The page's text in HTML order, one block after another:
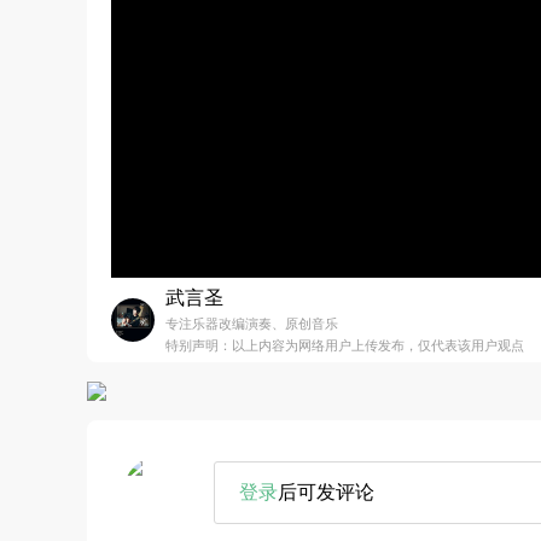
武言圣
专注乐器改编演奏、原创音乐
特别声明：以上内容为网络用户上传发布，仅代表该用户观点
登录后可发评论